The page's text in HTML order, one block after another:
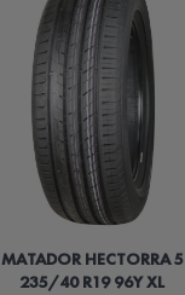
MATADOR HECTORRA 5
235/40 R19 96Y XL